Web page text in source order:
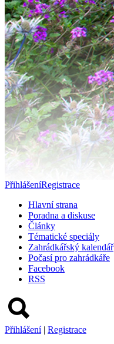
PřihlášeníRegistrace
Hlavní strana
Poradna a diskuse
Články
Tématické speciály
Zahrádkářský kalendář
Počasí pro zahrádkáře
Facebook
RSS
Přihlášení | Registrace